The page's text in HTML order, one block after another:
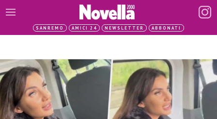
SANREMO AMICI 24 NEWSLETTER ABBONATI